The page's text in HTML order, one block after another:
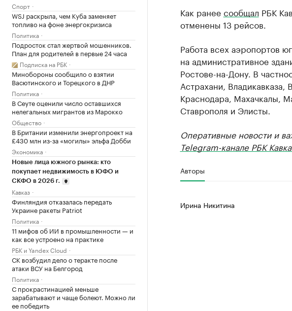
Спорт
WSJ раскрыла, чем Куба заменяет
топливо на фоне энергокризиса
Политика
Подросток стал жертвой мошенников.
План для родителей в первые 24 часа
Подписка на РБК
Минобороны сообщило о взятии
Васютинского и Торецкого в ДНР
Политика
В Сеуте оценили число оставшихся
нелегальных мигрантов из Марокко
Общество
В Британии изменили энергопроект на
£430 млн из-за «могилы» эльфа Добби
Экономика
Новые лица южного рынка: кто
покупает недвижимость в ЮФО и
СКФО в 2026 г.
Кавказ
Финляндия отказалась передать
Украине ракеты Patriot
Политика
11 мифов об ИИ в промышленности — и
как все устроено на практике
РБК и Yandex Cloud
СК возбудил дело о теракте после
атаки ВСУ на Белгород
Политика
С прокрастинацией меньше
зарабатывают и чаще болеют. Можно ли
ее победить
Как ранее сообщал РБК
отменены 13 рейсов.
Работа всех аэропортов
на административное
Ростове-на-Дону. В
Астрахани, Владикавказа,
Краснодара, Махачкалы,
Ставрополя и Элисты.
Оперативные новости и
Telegram-канале РБК
Авторы
Ирина Никитина